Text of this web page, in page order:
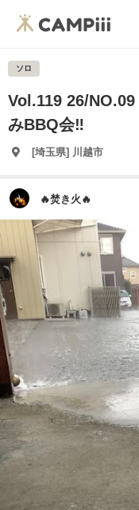
ソロ
Vol.119 26/
みBBQ会‼️
[埼玉県] 川越市
🔥焚き火🔥